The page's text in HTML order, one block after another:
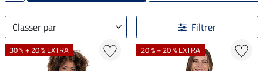
Classer par Filtrer
30 % + 20 % EXTRA 20 % + 20 % EXTRA